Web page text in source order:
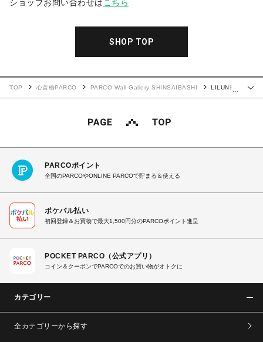
ショップお問い合わせは こちら
SHOP TOP
TOP 心斎橋PARCO PARCO Wall Gallery SHINSAIBASHI
LILUNE
PARCOポイント
全国のPARCOやONLINE PARCOで貯まる＆使える
ポケパル払い
初回登録＆お買物で最大1,500円分のPARCOポイント進呈
POCKET PARCO（公式アプリ）
コイン＆クーポンでPARCOでのお買い物がオトクに
カテゴリー
全カテゴリーから探す